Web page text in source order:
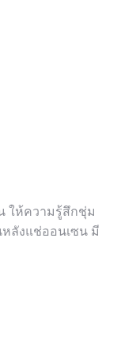
ให้ความรู้สึกชุ่ม
หลังแช่ออนเซน มี